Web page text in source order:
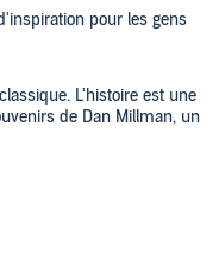
pour les gens
L'histoire est une
de Dan Millman, un
a influencé, à travers
de ce monde dans
du monde, est hanté
manque dans sa
en sursaut, Dan se